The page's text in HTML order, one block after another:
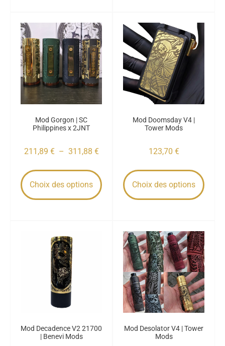
Mod Gorgon | SC
Philippines x 2JNT
211,89 € – 311,88 €
Choix des options
Mod Doomsday V4 |
Tower Mods
123,70 €
Choix des options
Mod Decadence V2 21700
| Benevi Mods
Mod Desolator V4 | Tower
Mods